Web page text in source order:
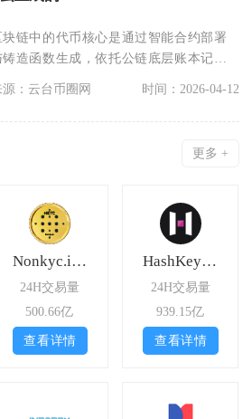
块链中的代币核心是通过智能合约部署
铸造函数生成，依托公链底层账本记
，以标准化合约规则
源：云台币圈网 时间：2026-04-12
更多 +
Nonkyc.io Exchange
24H交易量
500.66亿
查看详情
HashKey Exchange
24H交易量
939.15亿
查看详情